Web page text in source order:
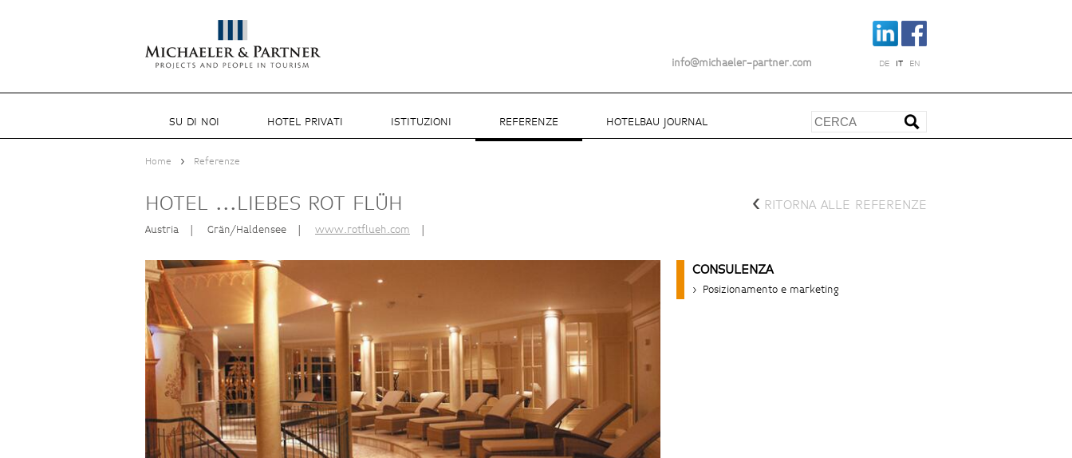
info@michaeler-partner.com DE IT EN
SU DI NOI HOTEL PRIVATI ISTITUZIONI REFERENZE HOTELBAU JOURNAL
Home > Referenze
HOTEL ...LIEBES ROT FLÜH < RITORNA ALLE REFERENZE
Austria Grän/Haldensee www.rotflueh.com
CONSULENZA
> Posizionamento e marketing